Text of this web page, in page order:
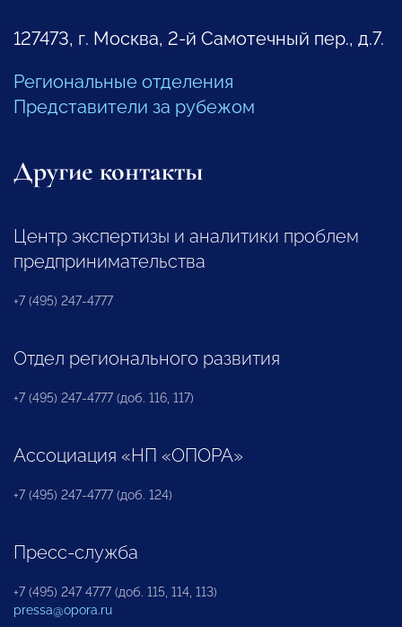
127473, г. Москва, 2-й Самотечный пер., д.7.
Региональные отделения
Представители за рубежом
Другие контакты
Центр экспертизы и аналитики проблем
предпринимательства
+7 (495) 247-4777
Отдел регионального развития
+7 (495) 247-4777 (доб. 116, 117)
Ассоциация «НП «ОПОРА»
+7 (495) 247-4777 (доб. 124)
Пресс-служба
+7 (495) 247 4777 (доб. 115, 114, 113)
pressa@opora.ru